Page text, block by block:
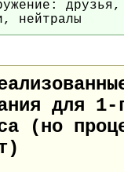
друзья,
нейтралы
для 1-
(но